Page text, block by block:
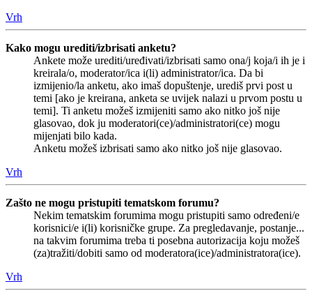
Vrh
Kako mogu urediti/izbrisati anketu?
Ankete može urediti/uređivati/izbrisati samo ona/j koja/i ih je i
kreirala/o, moderator/ica i(li) administrator/ica. Da bi
izmijenio/la anketu, ako imaš dopuštenje, urediš prvi post u
temi [ako je kreirana, anketa se uvijek nalazi u prvom postu u
temi]. Ti anketu možeš izmijeniti samo ako nitko još nije
glasovao, dok ju moderatori(ce)/administratori(ce) mogu
mijenjati bilo kada.
Anketu možeš izbrisati samo ako nitko još nije glasovao.
Vrh
Zašto ne mogu pristupiti tematskom forumu?
Nekim tematskim forumima mogu pristupiti samo određeni/e
korisnici/e i(li) korisničke grupe. Za pregledavanje, postanje...
na takvim forumima treba ti posebna autorizacija koju možeš
(za)tražiti/dobiti samo od moderatora(ice)/administratora(ice).
Vrh